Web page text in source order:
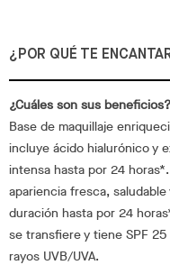
¿POR QUÉ TE
¿Cuáles son sus beneficios?
Base de maquillaje
incluye ácido hialurónico y
intensa hasta por 24
apariencia fresca,
duración hasta por 24
se transfiere y tiene SPF
rayos UVB/UVA.